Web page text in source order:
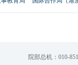
院部总机：010-